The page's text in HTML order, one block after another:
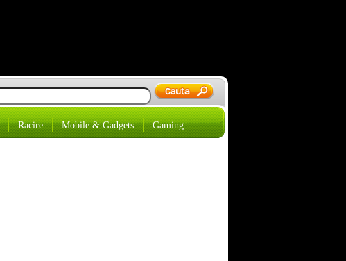
Racire Mobile & Gadgets Gaming